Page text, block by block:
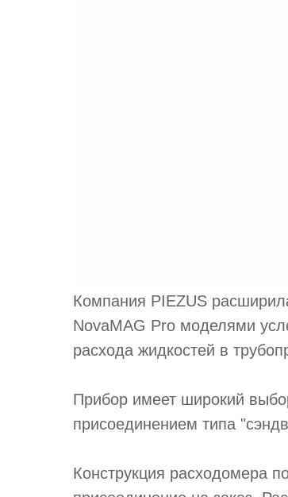
Компания PIEZUS
NovaMAG Pro моделями
расхода жидкостей в
Прибор имеет широкий
присоединением типа
Конструкция расходомера